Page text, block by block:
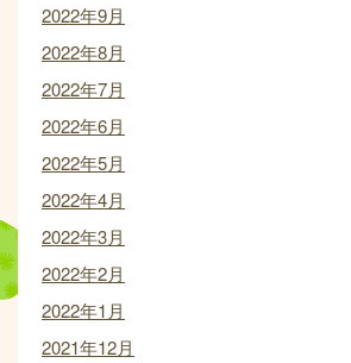
2022年9月
2022年8月
2022年7月
2022年6月
2022年5月
2022年4月
2022年3月
2022年2月
2022年1月
2021年12月